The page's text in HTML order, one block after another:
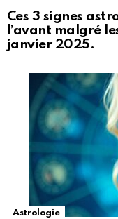
Ces 3 signes
l’avant malgré
janvier 2025.
Astrologie